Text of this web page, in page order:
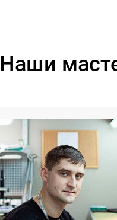
Наши